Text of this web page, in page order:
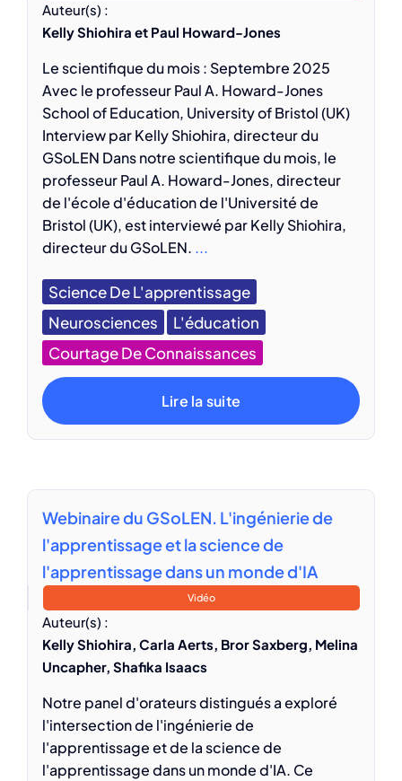
Auteur(s) :
Kelly Shiohira et Paul Howard-Jones
Le scientifique du mois : Septembre 2025
Avec le professeur Paul A. Howard-Jones
School of Education, University of Bristol (UK)
Interview par Kelly Shiohira, directeur du
GSoLEN Dans notre scientifique du mois, le
professeur Paul A. Howard-Jones, directeur
de l'école d'éducation de l'Université de
Bristol (UK), est interviewé par Kelly Shiohira,
directeur du GSoLEN. ...
Science De L'apprentissage
Neurosciences
L'éducation
Courtage De Connaissances
Lire la suite
Webinaire du GSoLEN. L'ingénierie de
l'apprentissage et la science de
l'apprentissage dans un monde d'IA
Vidéo
Auteur(s) :
Kelly Shiohira, Carla Aerts, Bror Saxberg, Melina
Uncapher, Shafika Isaacs
Notre panel d'orateurs distingués a exploré
l'intersection de l'ingénierie de
l'apprentissage et de la science de
l'apprentissage dans un monde d'IA. Ce